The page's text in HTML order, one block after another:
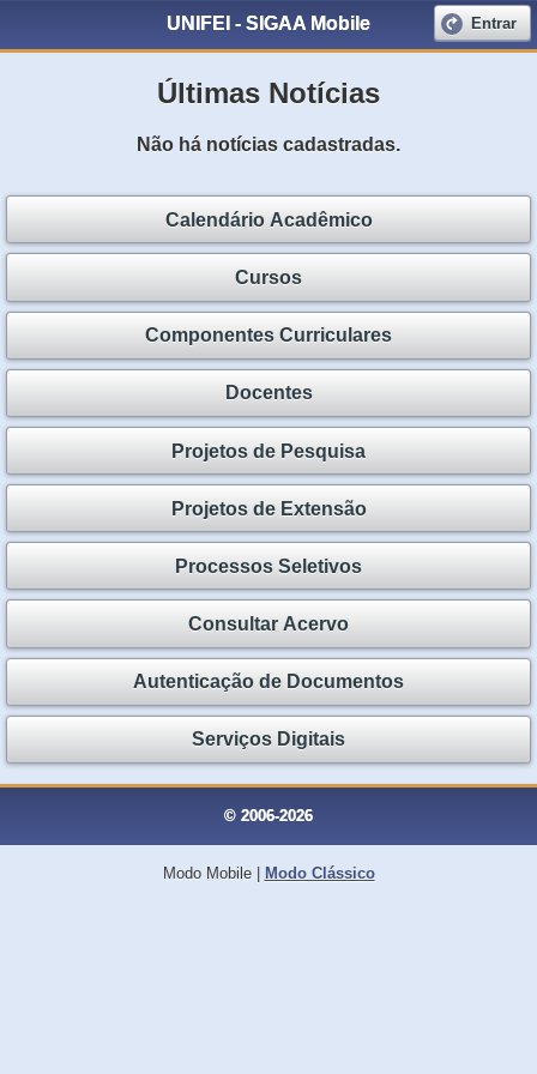
UNIFEI - SIGAA Mobile Entrar
Últimas Notícias
Não há notícias cadastradas.
Calendário Acadêmico
Cursos
Componentes Curriculares
Docentes
Projetos de Pesquisa
Projetos de Extensão
Processos Seletivos
Consultar Acervo
Autenticação de Documentos
Serviços Digitais
© 2006-2026
Modo Mobile| Modo Clássico